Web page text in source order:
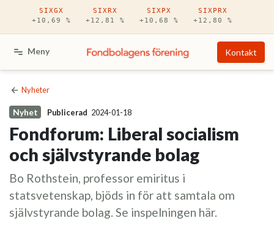
Hoppa till huvudinnehåll
SIXGX
+10,69 %
SIXRX
+12,81 %
SIXPX
+10,68 %
SIXPRX
+12,80 %
Meny Kontakt
Nyheter
Nyhet Publicerad 2024-01-18
Fondforum: Liberal socialism
och självstyrande bolag
Bo Rothstein, professor emiritus i
statsvetenskap, bjöds in för att samtala om
självstyrande bolag. Se inspelningen här.